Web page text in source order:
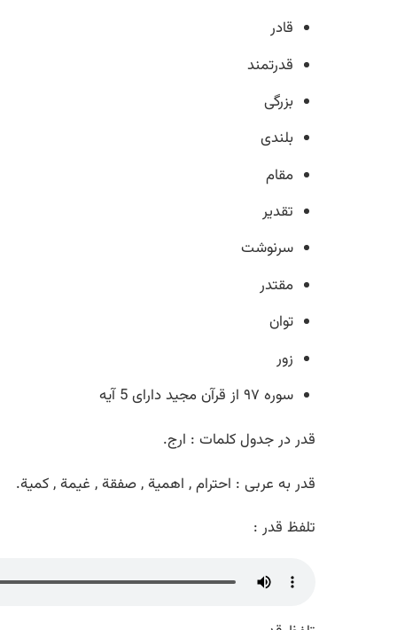
قادر
قدرتمند
بزرگی
بلندی
مقام
تقدیر
سرنوشت
مقتدر
توان
زور
سوره ۹۷ از قرآن مجید دارای 5 آیه
قدر در جدول کلمات : ارج.
قدر به عربی : احترام , اهمیة , صفقة , غیمة , کمیة.
تلفظ قدر :